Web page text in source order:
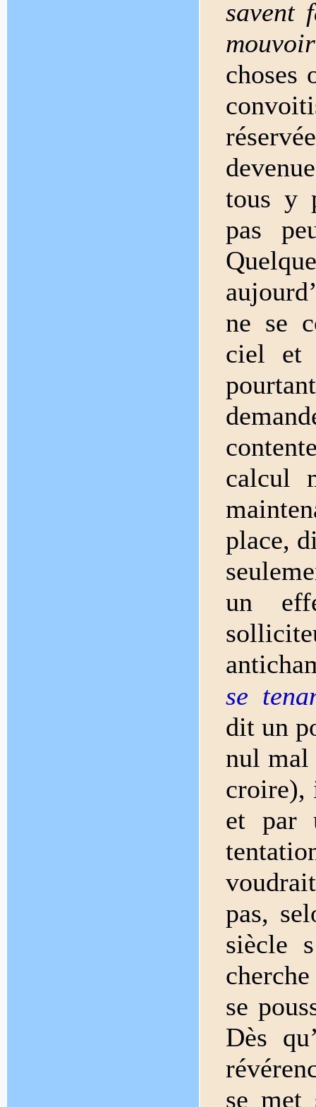
savent
choses
tous y
pas
ne se
ciel et
calcul
place,
un
se
dit un
nul mal
croire),
et par
pas,
siècle
se
Dès
se met